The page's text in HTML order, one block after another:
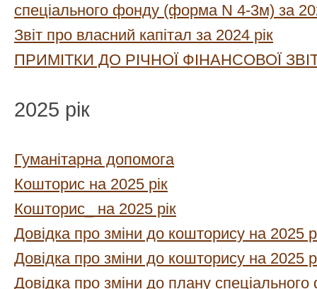
спеціального фонду (форма N 4-3м) за
Звіт про власний капітал за 2024 рік
ПРИМІТКИ ДО РІЧНОЇ ФІНАНСОВОЇ
2025 рік
Гуманітарна допомога
Кошторис на 2025 рік
Кошторис_ на 2025 рік
Довідка про зміни до кошторису на 2025
Довідка про зміни до кошторису на 2025
Довідка про зміни до плану